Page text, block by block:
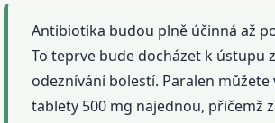
Antibiotika budou plně účinná až
To teprve bude docházet k ústupu
odeznívání bolestí. Paralen můžete
tablety 500 mg najednou, přičemž